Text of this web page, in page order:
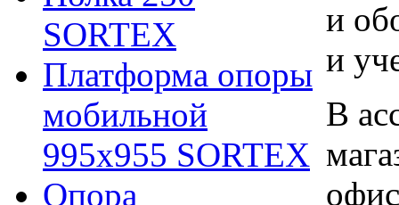
SORTEX
Платформа опоры
мобильной
995х955 SORTEX
Опора
и
и
В